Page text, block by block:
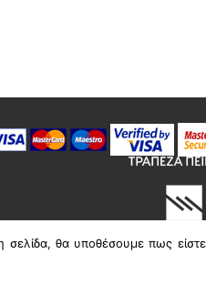
θα υποθέσουμε πως είστε